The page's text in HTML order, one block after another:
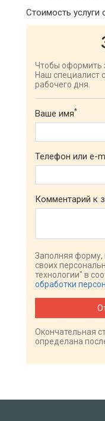
Стоимость услуги
Чтобы оформить
Наш специалист
рабочего дня.
Ваше имя*
Телефон или e-
Комментарий к
Заполняя форму,
своих
технологии" в
обработки
Окончательная
определана